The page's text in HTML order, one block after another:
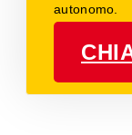
autonomo.